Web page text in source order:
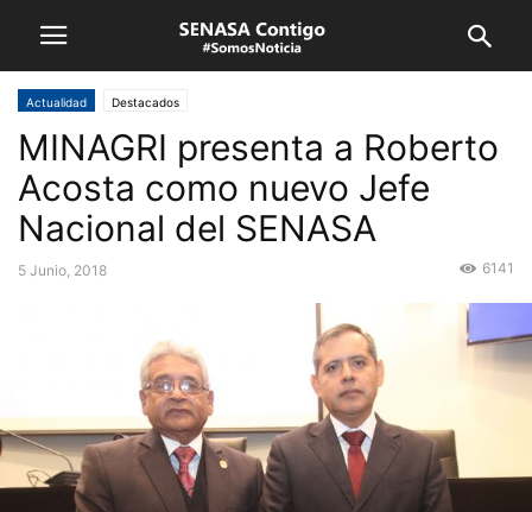
Actualidad Destacados
MINAGRI presenta a Roberto
Acosta como nuevo Jefe
Nacional del SENASA
5 Junio, 2018 6141